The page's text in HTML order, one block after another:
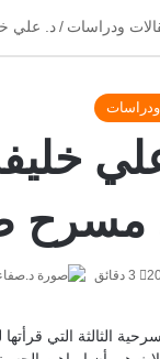
ودراسات /د. علي